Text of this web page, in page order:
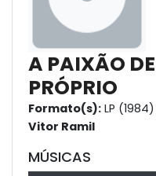
A PAIXÃO
PRÓPRIO
Formato(s): LP (1984)
Vitor Ramil
MÚSICAS